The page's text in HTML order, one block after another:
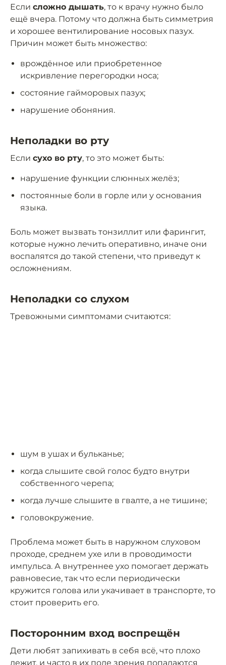
Если сложно дышать, то к врачу нужно было
ещё вчера. Потому что должна быть симметрия
и хорошее вентилирование носовых пазух.
Причин может быть множество:
врождённое или приобретенное
искривление перегородки носа;
состояние гайморовых пазух;
нарушение обоняния.
Неполадки во рту
Если сухо во рту, то это может быть:
нарушение функции слюнных желёз;
постоянные боли в горле или у основания
языка.
Боль может вызвать тонзиллит или фарингит,
которые нужно лечить оперативно, иначе они
воспалятся до такой степени, что приведут к
осложнениям.
Неполадки со слухом
Тревожными симптомами считаются:
шум в ушах и бульканье;
когда слышите свой голос будто внутри
собственного черепа;
когда лучше слышите в гвалте, а не тишине;
головокружение.
Проблема может быть в наружном слуховом
проходе, среднем ухе или в проводимости
импульса. А внутреннее ухо помогает держать
равновесие, так что если периодически
кружится голова или укачивает в транспорте, то
стоит проверить его.
Посторонним вход воспрещён
Дети любят запихивать в себя всё, что плохо
лежит, и часто в их поле зрения попадаются